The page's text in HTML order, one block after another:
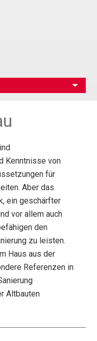
Kenntnisse von
für
Aber das
ein geschärfter
vor allem auch
den
zu leisten.
Haus aus der
Referenzen in
Altbauten